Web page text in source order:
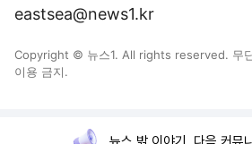
eastsea@news1.kr
Copyright © 뉴스1. All rights reserved. 무
이용 금지.